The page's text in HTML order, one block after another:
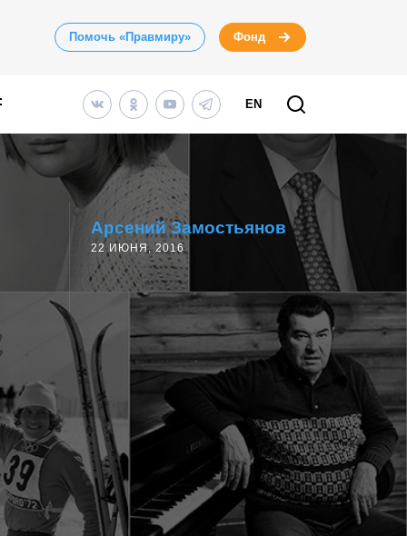
Помочь «Правмиру» Фонд
EN
Арсений Замостьянов
22 ИЮНЯ, 2016